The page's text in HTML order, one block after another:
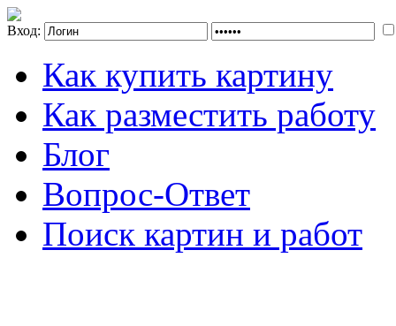
Вход:
Как купить картину
Как разместить работу
Блог
Вопрос-Ответ
Поиск картин и работ